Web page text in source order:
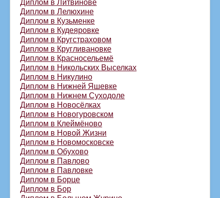
Диплом в Лелюхине
Диплом в Кузьменке
Диплом в Кудеяровке
Диплом в Кругстраховом
Диплом в Кругливановке
Диплом в Красносельемё
Диплом в Никольских Выселках
Диплом в Никулино
Диплом в Нижней Яшевке
Диплом в Нижнем Суходоле
Диплом в Новосёлках
Диплом в Новогуровском
Диплом в Клеймёново
Диплом в Новой Жизни
Диплом в Новомосковске
Диплом в Обухово
Диплом в Павлово
Диплом в Павловке
Диплом в Борце
Диплом в Бор